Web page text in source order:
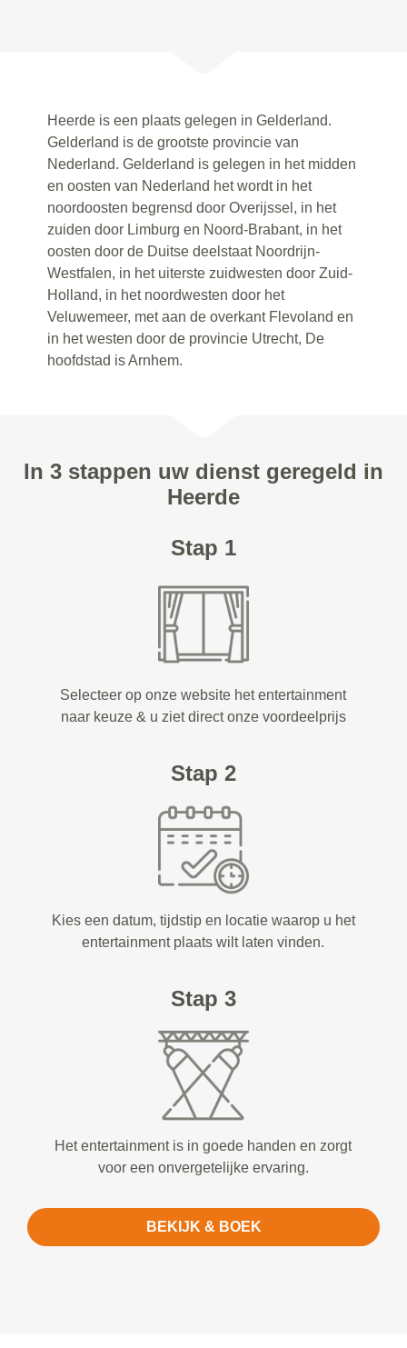
Heerde is een plaats gelegen in Gelderland.
Gelderland is de grootste provincie van
Nederland. Gelderland is gelegen in het midden
en oosten van Nederland het wordt in het
noordoosten begrensd door Overijssel, in het
zuiden door Limburg en Noord-Brabant, in het
oosten door de Duitse deelstaat Noordrijn-
Westfalen, in het uiterste zuidwesten door Zuid-
Holland, in het noordwesten door het
Veluwemeer, met aan de overkant Flevoland en
in het westen door de provincie Utrecht, De
hoofdstad is Arnhem.
In 3 stappen uw dienst geregeld in
Heerde
Stap 1
Selecteer op onze website het entertainment
naar keuze & u ziet direct onze voordeelprijs
Stap 2
Kies een datum, tijdstip en locatie waarop u het
entertainment plaats wilt laten vinden.
Stap 3
Het entertainment is in goede handen en zorgt
voor een onvergetelijke ervaring.
BEKIJK & BOEK